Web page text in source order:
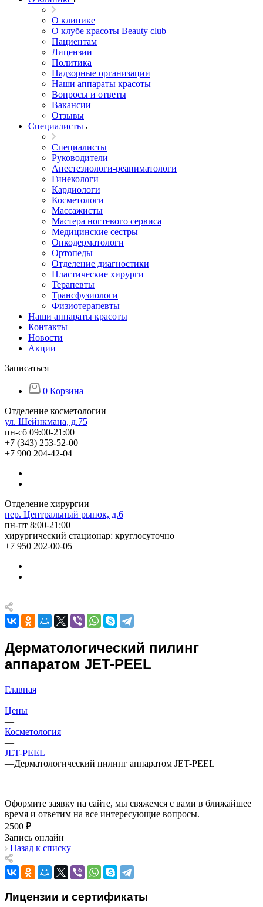
О клинике
О клубе красоты Beauty club
Пациентам
Лицензии
Политика
Надзорные организации
Наши аппараты красоты
Вопросы и ответы
Вакансии
Отзывы
Специалисты
Специалисты
Руководители
Анестезиологи-реаниматологи
Гинекологи
Кардиологи
Косметологи
Массажисты
Мастера ногтевого сервиса
Медицинские сестры
Онкодерматологи
Ортопеды
Отделение диагностики
Пластические хирурги
Терапевты
Трансфузиологи
Физиотерапевты
Наши аппараты красоты
Контакты
Новости
Акции
Записаться
0 Корзина
Отделение косметологии
ул. Шейнкмана, д.75
пн-сб 09:00-21:00
+7 (343) 253-52-00
+7 900 204-42-04
Отделение хирургии
пер. Центральный рынок, д.6
пн-пт 8:00-21:00
хирургический стационар: круглосуточно
+7 950 202-00-05
Дерматологический пилинг
аппаратом JET-PEEL
Главная
—
Цены
—
Косметология
—
JET-PEEL
—Дерматологический пилинг аппаратом JET-PEEL
Оформите заявку на сайте, мы свяжемся с вами в ближайшее
время и ответим на все интересующие вопросы.
2500 ₽
Запись онлайн
Назад к списку
Лицензии и сертификаты